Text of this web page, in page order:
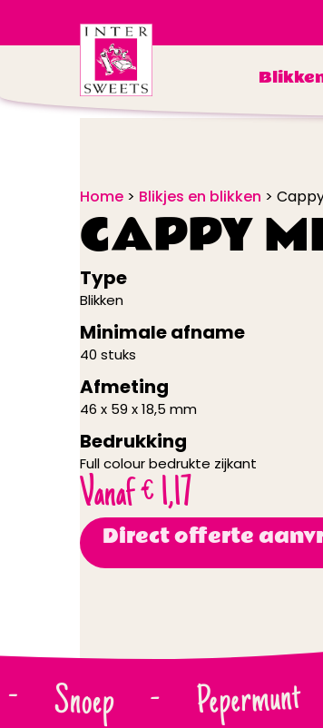
Home > Blikjes en blikken >
CAPPY
Type
Blikken
Minimale afname
40 stuks
Afmeting
46 x 59 x 18,5 mm
Bedrukking
Full colour bedrukte zijkant
Vanaf€1,17
Direct offerte
- Snoep - Pepermunt